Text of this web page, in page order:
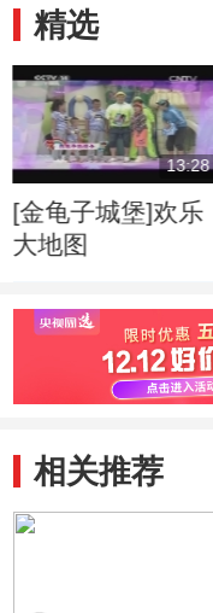
精选
13:28
[金龟子城堡]欢乐
大地图
相关推荐